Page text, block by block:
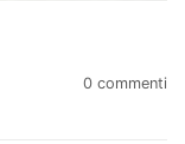
0 commenti